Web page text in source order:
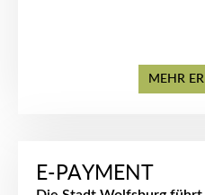
MEHR
E-PAYMENT